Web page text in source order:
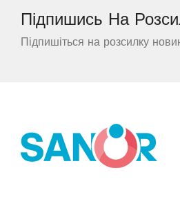
Підпишись На
Підпишіться на розсилку